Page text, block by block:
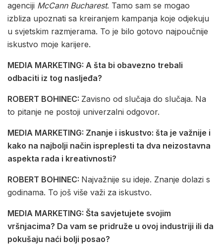
agenciji McCann Bucharest. Tamo sam se mogao
izbliza upoznati sa kreiranjem kampanja koje odjekuju
u svjetskim razmjerama. To je bilo gotovo najpoučnije
iskustvo moje karijere.
MEDIA MARKETING: A šta bi obavezno trebali
odbaciti iz tog nasljeđa?
ROBERT BOHINEC: Zavisno od slučaja do slučaja. Na
to pitanje ne postoji univerzalni odgovor.
MEDIA MARKETING: Znanje i iskustvo: šta je važnije i
kako na najbolji način ispreplesti ta dva neizostavna
aspekta rada i kreativnosti?
ROBERT BOHINEC: Najvažnije su ideje. Znanje dolazi s
godinama. To još više važi za iskustvo.
MEDIA MARKETING: Šta savjetujete svojim
vršnjacima? Da vam se pridruže u ovoj industriji ili da
pokušaju naći bolji posao?